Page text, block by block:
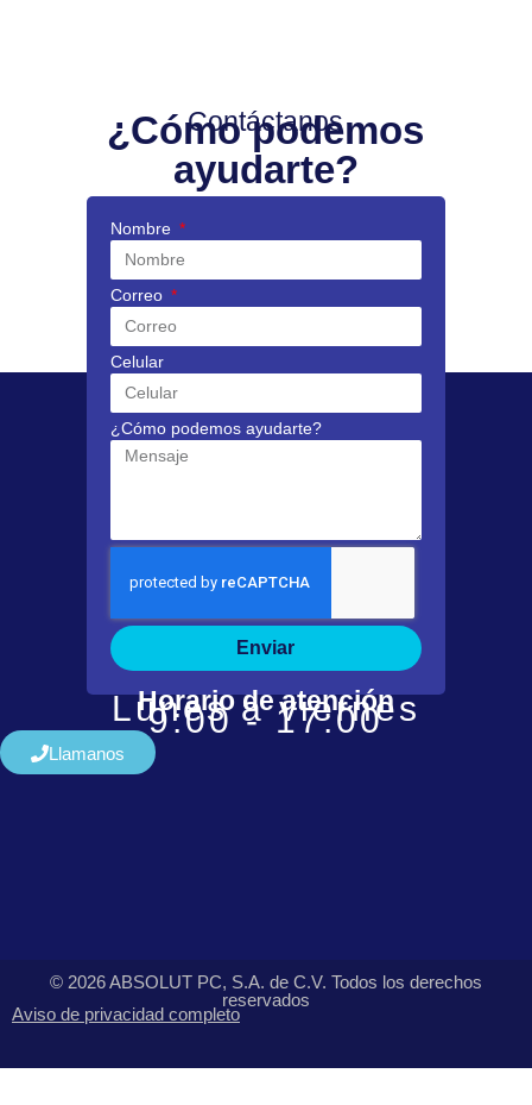
Contáctanos
¿Cómo podemos
ayudarte?
Nombre
Correo
Celular
¿Cómo podemos ayudarte?
Enviar
Horario de atención
Lunes a viernes
9:00 - 17:00
Llamanos
© 2026 ABSOLUT PC, S.A. de C.V. Todos los derechos
reservados
Aviso de privacidad completo